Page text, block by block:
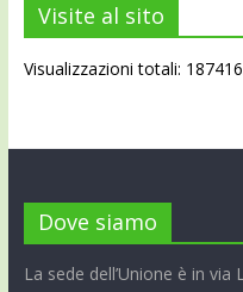
Visite al sito
Visualizzazioni totali:
Dove siamo
La sede dell’Unione è in